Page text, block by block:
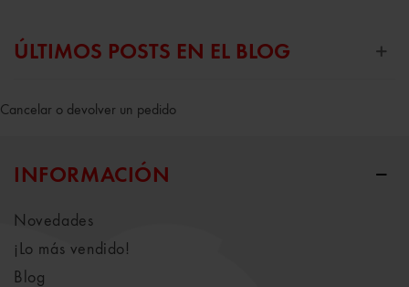
ÚLTIMOS POSTS EN EL BLOG
Cancelar o devolver un pedido
INFORMACIÓN
Novedades
¡Lo más vendido!
Blog